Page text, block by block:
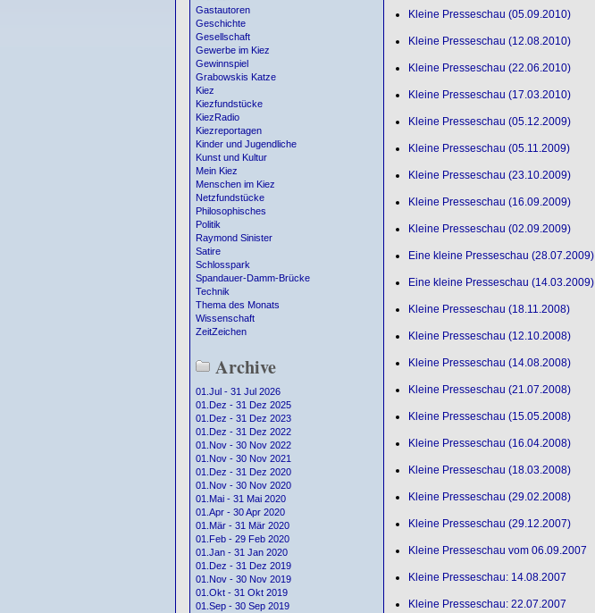
Gastautoren
Geschichte
Gesellschaft
Gewerbe im Kiez
Gewinnspiel
Grabowskis Katze
Kiez
Kiezfundstücke
KiezRadio
Kiezreportagen
Kinder und Jugendliche
Kunst und Kultur
Mein Kiez
Menschen im Kiez
Netzfundstücke
Philosophisches
Politik
Raymond Sinister
Satire
Schlosspark
Spandauer-Damm-Brücke
Technik
Thema des Monats
Wissenschaft
ZeitZeichen
Archive
01.Jul - 31 Jul 2026
01.Dez - 31 Dez 2025
01.Dez - 31 Dez 2023
01.Dez - 31 Dez 2022
01.Nov - 30 Nov 2022
01.Nov - 30 Nov 2021
01.Dez - 31 Dez 2020
01.Nov - 30 Nov 2020
01.Mai - 31 Mai 2020
01.Apr - 30 Apr 2020
01.Mär - 31 Mär 2020
01.Feb - 29 Feb 2020
01.Jan - 31 Jan 2020
01.Dez - 31 Dez 2019
01.Nov - 30 Nov 2019
01.Okt - 31 Okt 2019
01.Sep - 30 Sep 2019
Kleine Presseschau (05.09.2010)
Kleine Presseschau (12.08.2010)
Kleine Presseschau (22.06.2010)
Kleine Presseschau (17.03.2010)
Kleine Presseschau (05.12.2009)
Kleine Presseschau (05.11.2009)
Kleine Presseschau (23.10.2009)
Kleine Presseschau (16.09.2009)
Kleine Presseschau (02.09.2009)
Eine kleine Presseschau (28.07.2009)
Eine kleine Presseschau (14.03.2009)
Kleine Presseschau (18.11.2008)
Kleine Presseschau (12.10.2008)
Kleine Presseschau (14.08.2008)
Kleine Presseschau (21.07.2008)
Kleine Presseschau (15.05.2008)
Kleine Presseschau (16.04.2008)
Kleine Presseschau (18.03.2008)
Kleine Presseschau (29.02.2008)
Kleine Presseschau (29.12.2007)
Kleine Presseschau vom 06.09.2007
Kleine Presseschau: 14.08.2007
Kleine Presseschau: 22.07.2007